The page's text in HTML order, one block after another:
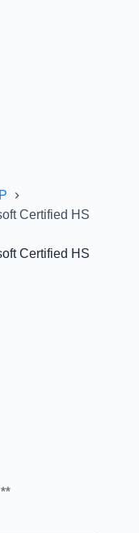
Certified HS
Certified HS